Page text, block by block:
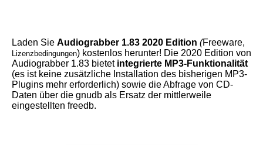
Laden Sie Audiograbber 1.83 2020 Edition (Freeware,
Lizenzbedingungen) kostenlos herunter! Die 2020 Edition von
Audiograbber 1.83 bietet integrierte MP3-Funktionalität
(es ist keine zusätzliche Installation des bisherigen MP3-
Plugins mehr erforderlich) sowie die Abfrage von CD-
Daten über die gnudb als Ersatz der mittlerweile
eingestellten freedb.